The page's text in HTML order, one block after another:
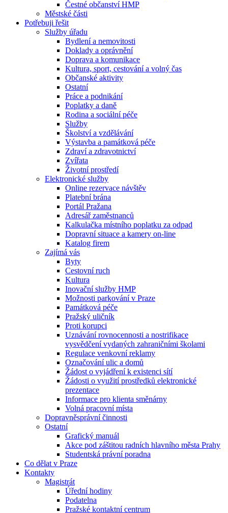
Čestné občanství HMP
Městské části
Potřebuji řešit
Služby úřadu
Bydlení a nemovitosti
Doklady a oprávnění
Doprava a komunikace
Kultura, sport, cestování a volný čas
Občanské aktivity
Ostatní
Práce a podnikání
Poplatky a daně
Rodina a sociální péče
Služby
Školství a vzdělávání
Výstavba a památková péče
Zdraví a zdravotnictví
Zvířata
Životní prostředí
Elektronické služby
Online rezervace návštěv
Platební brána
Portál Pražana
Adresář zaměstnanců
Kalkulačka místního poplatku za odpad
Dopravní situace a kamery on-line
Katalog firem
Zajímá vás
Byty
Cestovní ruch
Kultura
Inovační služby HMP
Možnosti parkování v Praze
Památková péče
Pražský uličník
Proti korupci
Uznávání rovnocennosti a nostrifikace
vysvědčení vydaných zahraničními školami
Regulace venkovní reklamy
Označování ulic a domů
Žádost o vyjádření k existenci sítí
Žádosti o využití prostředků elektronické
prezentace
Informace pro klienta směnárny
Volná pracovní místa
Dopravněsprávní činnosti
Ostatní
Grafický manuál
Akce pod záštitou radních hlavního města Prahy
Studentská právní poradna
Co dělat v Praze
Kontakty
Magistrát
Úřední hodiny
Podatelna
Pražské kontaktní centrum